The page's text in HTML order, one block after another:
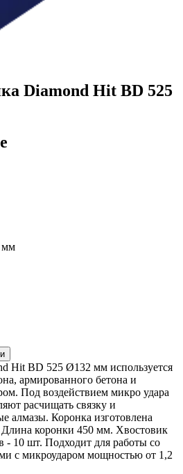
Diamond Hit BD 525
мм
Hit BD 525 Ø132 мм используется
армированного бетона и
Под воздействием микро удара
расчищать связку и
алмазы. Коронка изготовлена
коронки 450 мм. Хвостовик
- 10 шт. Подходит для работы со
с микроударом мощностью от 1,2